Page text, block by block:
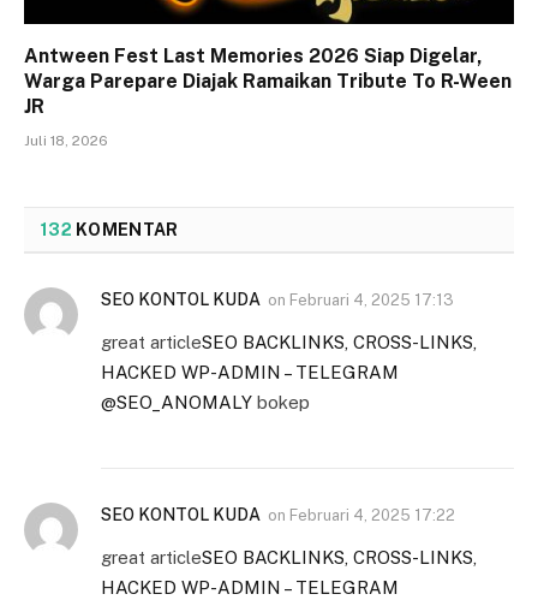
Antween Fest Last Memories 2026 Siap Digelar,
Warga Parepare Diajak Ramaikan Tribute To R-Ween
JR
Juli 18, 2026
132 KOMENTAR
SEO KONTOL KUDA on Februari 4, 2025 17:13
great articleSEO BACKLINKS, CROSS-LINKS,
HACKED WP-ADMIN – TELEGRAM
@SEO_ANOMALY bokep
SEO KONTOL KUDA on Februari 4, 2025 17:22
great articleSEO BACKLINKS, CROSS-LINKS,
HACKED WP-ADMIN – TELEGRAM